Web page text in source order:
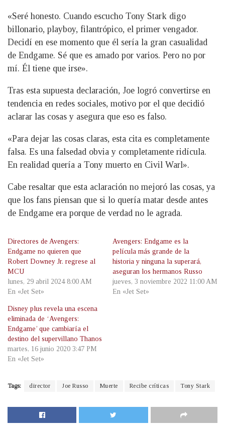
«Seré honesto. Cuando escucho Tony Stark digo
billonario, playboy, filantrópico, el primer vengador.
Decidí en ese momento que él sería la gran casualidad
de Endgame. Sé que es amado por varios. Pero no por
mí. Él tiene que irse».
Tras esta supuesta declaración, Joe logró convertirse en
tendencia en redes sociales, motivo por el que decidió
aclarar las cosas y asegura que eso es falso.
«Para dejar las cosas claras, esta cita es completamente
falsa. Es una falsedad obvia y completamente ridícula.
En realidad quería a Tony muerto en Civil Warl».
Cabe resaltar que esta aclaración no mejoró las cosas, ya
que los fans piensan que si lo quería matar desde antes
de Endgame era porque de verdad no le agrada.
Directores de Avengers:
Endgame no quieren que
Robert Downey Jr. regrese al
MCU
lunes, 29 abril 2024 8:00 AM
En «Jet Set»
Avengers: Endgame es la
película más grande de la
historia y ninguna la superará,
aseguran los hermanos Russo
jueves, 3 noviembre 2022 11:00 AM
En «Jet Set»
Disney plus revela una escena
eliminada de ‘Avengers:
Endgame’ que cambiaría el
destino del supervillano Thanos
martes, 16 junio 2020 3:47 PM
En «Jet Set»
Tags: director Joe Russo Muerte Recibe críticas Tony Stark